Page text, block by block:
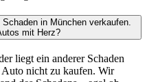
in München verkaufen.
mit Herz?
liegt ein anderer Schaden
nicht zu kaufen. Wir